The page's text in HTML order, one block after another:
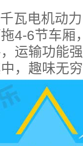
瓦电机动
4-6节车厢
运输功能
，趣味无